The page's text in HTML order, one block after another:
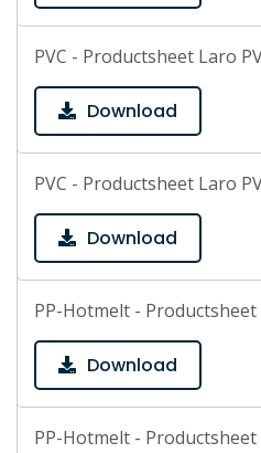
PVC - Productsheet Laro
Download
PVC - Productsheet Laro
Download
PP-Hotmelt - Productsheet
Download
PP-Hotmelt - Productsheet